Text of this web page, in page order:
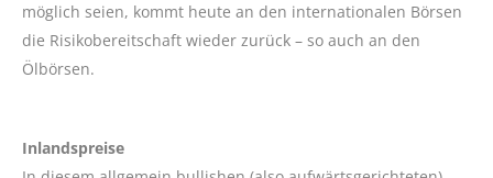
möglich seien, kommt heute an den internationalen Börsen
die Risikobereitschaft wieder zurück – so auch an den
Ölbörsen.
Inlandspreise